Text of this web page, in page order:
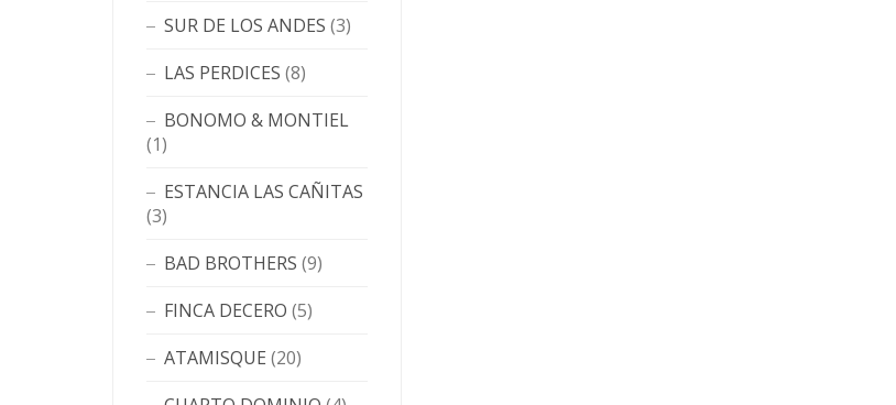
SUR DE LOS ANDES (3)
LAS PERDICES (8)
BONOMO & MONTIEL
(1)
ESTANCIA LAS CAÑITAS
(3)
BAD BROTHERS (9)
FINCA DECERO (5)
ATAMISQUE (20)